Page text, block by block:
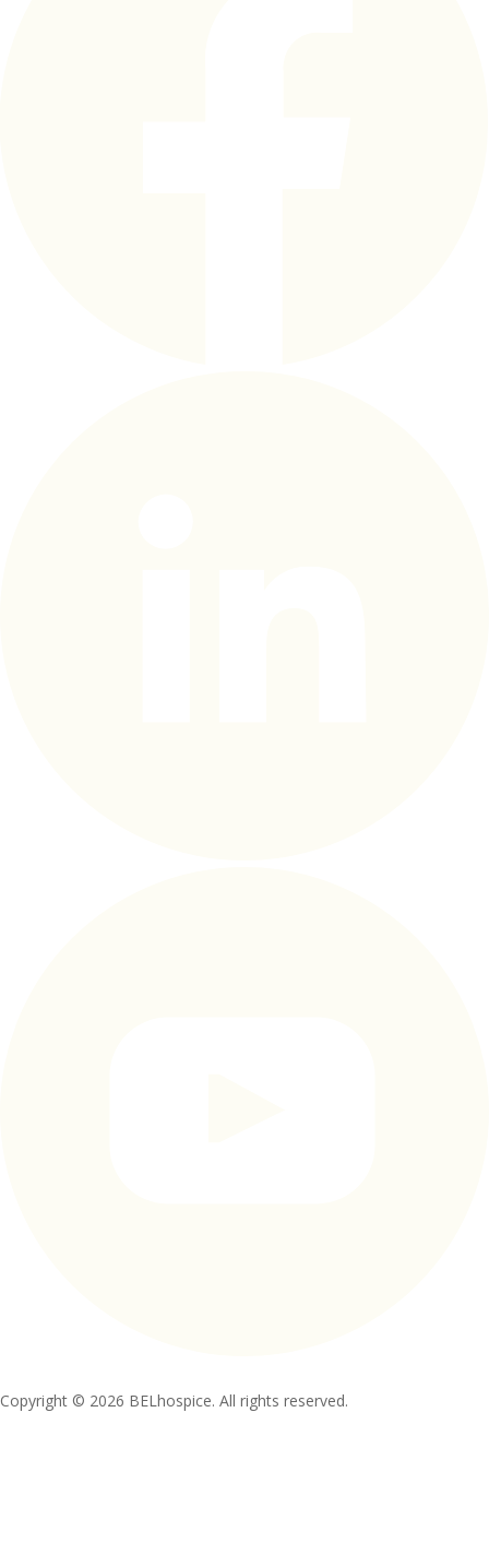
Copyright © 2026 BELhospice. All rights reserved.